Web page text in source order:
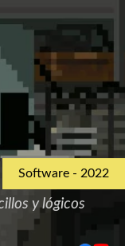
y lógicos
Software - 2022